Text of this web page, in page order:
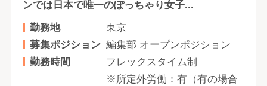
ンでは日本で唯一のぽっちゃり女子...
勤務地
東京
募集ポジション 編集部 オープンポジション
勤務時間
フレックスタイム制
※所定外労働：有（有の場合